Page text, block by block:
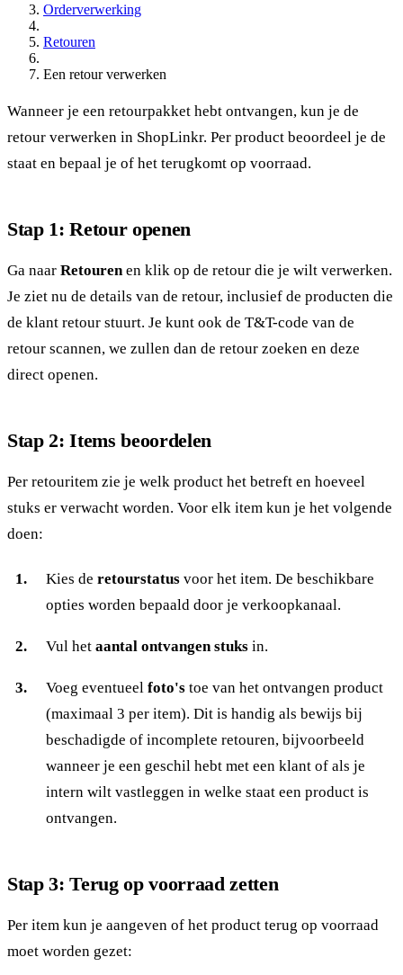
Orderverwerking
Retouren
Een retour verwerken
Wanneer je een retourpakket hebt ontvangen, kun je de
retour verwerken in ShopLinkr. Per product beoordeel je de
staat en bepaal je of het terugkomt op voorraad.
Stap 1: Retour openen
Ga naar Retourenen klik op de retour die je wilt verwerken.
Je ziet nu de details van de retour, inclusief de producten die
de klant retour stuurt. Je kunt ook de T&T-code van de
retour scannen, we zullen dan de retour zoeken en deze
direct openen.
Stap 2: Items beoordelen
Per retouritem zie je welk product het betreft en hoeveel
stuks er verwacht worden. Voor elk item kun je het volgende
doen:
Kies de retourstatusvoor het item. De beschikbare
opties worden bepaald door je verkoopkanaal.
Vul het aantal ontvangen stuksin.
Voeg eventueel foto'stoe van het ontvangen product
(maximaal 3 per item). Dit is handig als bewijs bij
beschadigde of incomplete retouren, bijvoorbeeld
wanneer je een geschil hebt met een klant of als je
intern wilt vastleggen in welke staat een product is
ontvangen.
Stap 3: Terug op voorraad zetten
Per item kun je aangeven of het product terug op voorraad
moet worden gezet: